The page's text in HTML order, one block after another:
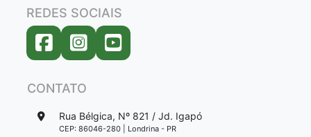
REDES SOCIAIS
CONTATO
Rua Bélgica, Nº 821 / Jd. Igapó
CEP: 86046-280 | Londrina - PR